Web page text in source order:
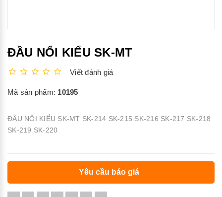
ĐẦU NỐI KIỂU SK-MT
Viết đánh giá
Mã sản phẩm: 10195
ĐẦU NỐI KIỂU SK-MT SK-214 SK-215 SK-216 SK-217 SK-218
SK-219 SK-220
Yêu cầu báo giá